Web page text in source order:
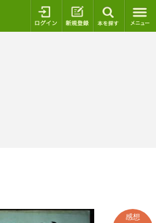
ログイン 新規登録
感想